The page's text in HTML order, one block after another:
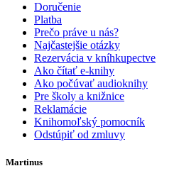
Doručenie
Platba
Prečo práve u nás?
Najčastejšie otázky
Rezervácia v kníhkupectve
Ako čítať e-knihy
Ako počúvať audioknihy
Pre školy a knižnice
Reklamácie
Knihomoľský pomocník
Odstúpiť od zmluvy
Martinus